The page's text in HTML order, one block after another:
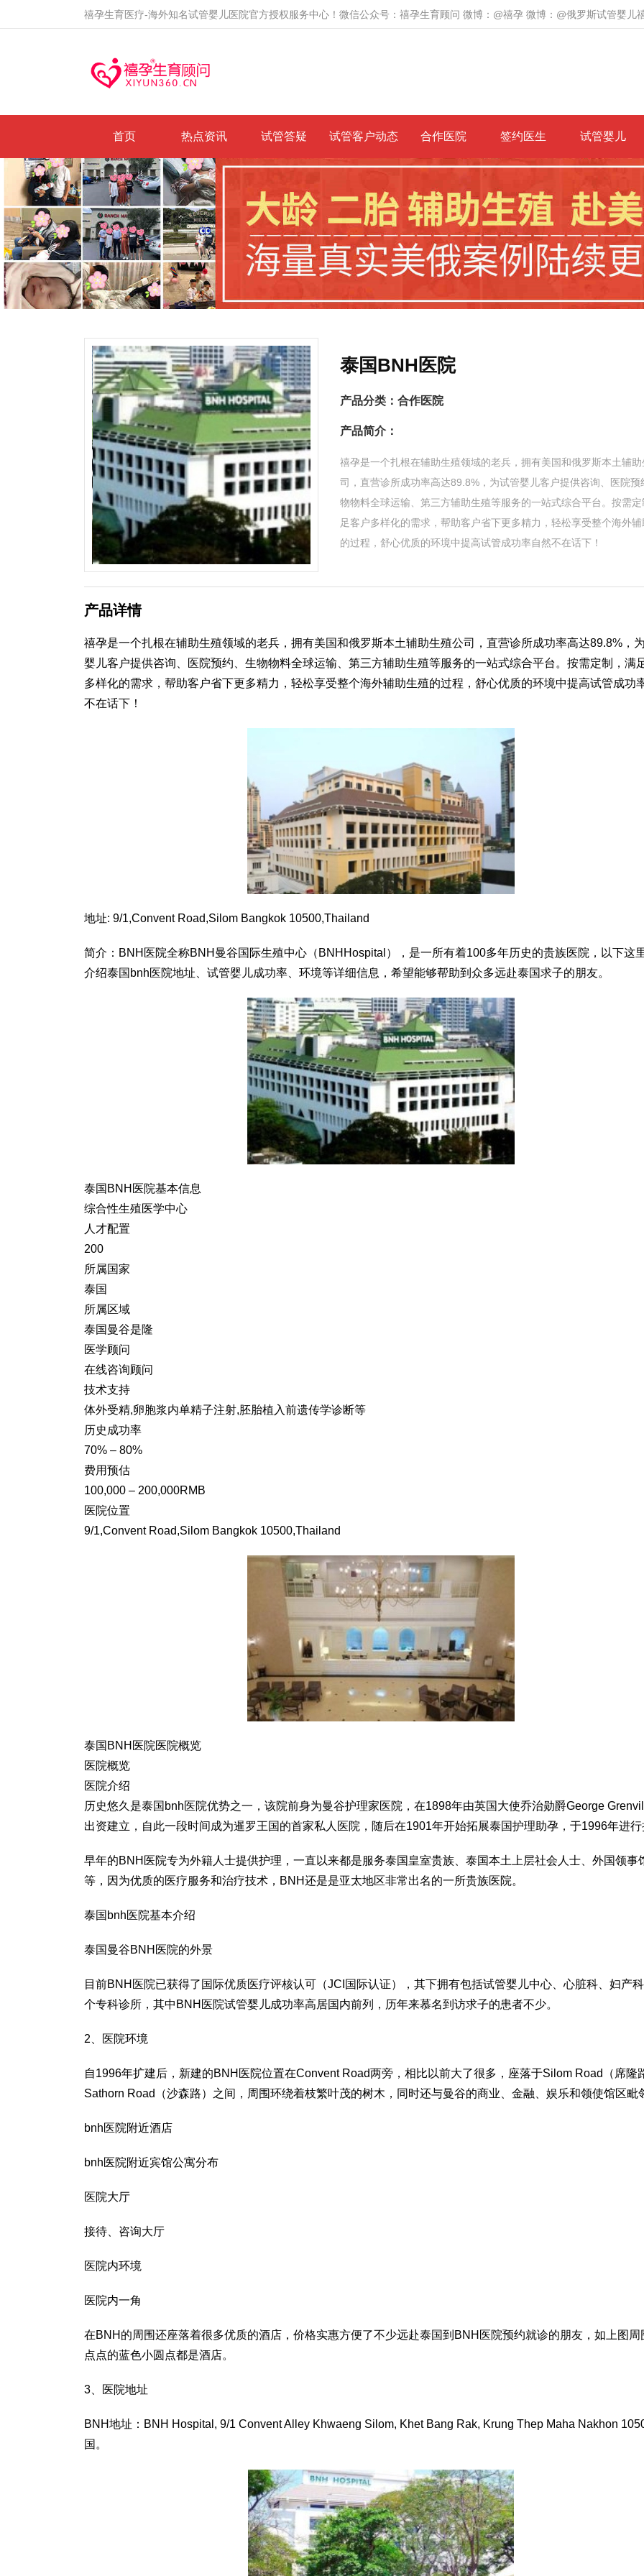
禧孕生育医疗-海外知名试管婴儿医院官方授权服务中心！微信公众号：禧孕生育顾问 微博：@禧孕 微博：@俄罗斯试管婴儿
首页 热点资讯 试管答疑 试管客户动态 合作医院 签约医生 试管婴儿
泰国BNH医院
产品分类：合作医院
产品简介：
禧孕是一个扎根在辅助生殖领域的老兵，拥有美国和俄罗斯本土辅助
司，直营诊所成功率高达89.8%，为试管婴儿客户提供咨询、医院预
物物料全球运输、第三方辅助生殖等服务的一站式综合平台。按需定
足客户多样化的需求，帮助客户省下更多精力，轻松享受整个海外辅
的过程，舒心优质的环境中提高试管成功率自然不在话下！
产品详情
禧孕是一个扎根在辅助生殖领域的老兵，拥有美国和俄罗斯本土辅助生殖公司，直营诊所成功率高达89.8%，
婴儿客户提供咨询、医院预约、生物物料全球运输、第三方辅助生殖等服务的一站式综合平台。按需定制，满
多样化的需求，帮助客户省下更多精力，轻松享受整个海外辅助生殖的过程，舒心优质的环境中提高试管成功
不在话下！
地址: 9/1,Convent Road,Silom Bangkok 10500,Thailand
简介：BNH医院全称BNH曼谷国际生殖中心（BNHHospital），是一所有着100多年历史的贵族医院，以下这
介绍泰国bnh医院地址、试管婴儿成功率、环境等详细信息，希望能够帮助到众多远赴泰国求子的朋友。
泰国BNH医院基本信息
综合性生殖医学中心
人才配置
200
所属国家
泰国
所属区域
泰国曼谷是隆
医学顾问
在线咨询顾问
技术支持
体外受精,卵胞浆内单精子注射,胚胎植入前遗传学诊断等
历史成功率
70% – 80%
费用预估
100,000 – 200,000RMB
医院位置
9/1,Convent Road,Silom Bangkok 10500,Thailand
泰国BNH医院医院概览
医院概览
医院介绍
历史悠久是泰国bnh医院优势之一，该院前身为曼谷护理家医院，在1898年由英国大使乔治勋爵George
出资建立，自此一段时间成为暹罗王国的首家私人医院，随后在1901年开始拓展泰国护理助孕，于1996年进行
早年的BNH医院专为外籍人士提供护理，一直以来都是服务泰国皇室贵族、泰国本土上层社会人士、外国领事
等，因为优质的医疗服务和治疗技术，BNH还是是亚太地区非常出名的一所贵族医院。
泰国bnh医院基本介绍
泰国曼谷BNH医院的外景
目前BNH医院已获得了国际优质医疗评核认可（JCI国际认证），其下拥有包括试管婴儿中心、心脏科、妇产
个专科诊所，其中BNH医院试管婴儿成功率高居国内前列，历年来慕名到访求子的患者不少。
2、医院环境
自1996年扩建后，新建的BNH医院位置在Convent Road两旁，相比以前大了很多，座落于Silom Road（席隆
Sathorn Road（沙森路）之间，周围环绕着枝繁叶茂的树木，同时还与曼谷的商业、金融、娱乐和领使馆区毗
bnh医院附近酒店
bnh医院附近宾馆公寓分布
医院大厅
接待、咨询大厅
医院内环境
医院内一角
在BNH的周围还座落着很多优质的酒店，价格实惠方便了不少远赴泰国到BNH医院预约就诊的朋友，如上图周
点点的蓝色小圆点都是酒店。
3、医院地址
BNH地址：BNH Hospital, 9/1 Convent Alley Khwaeng Silom, Khet Bang Rak, Krung Thep Maha Nakhon
国。